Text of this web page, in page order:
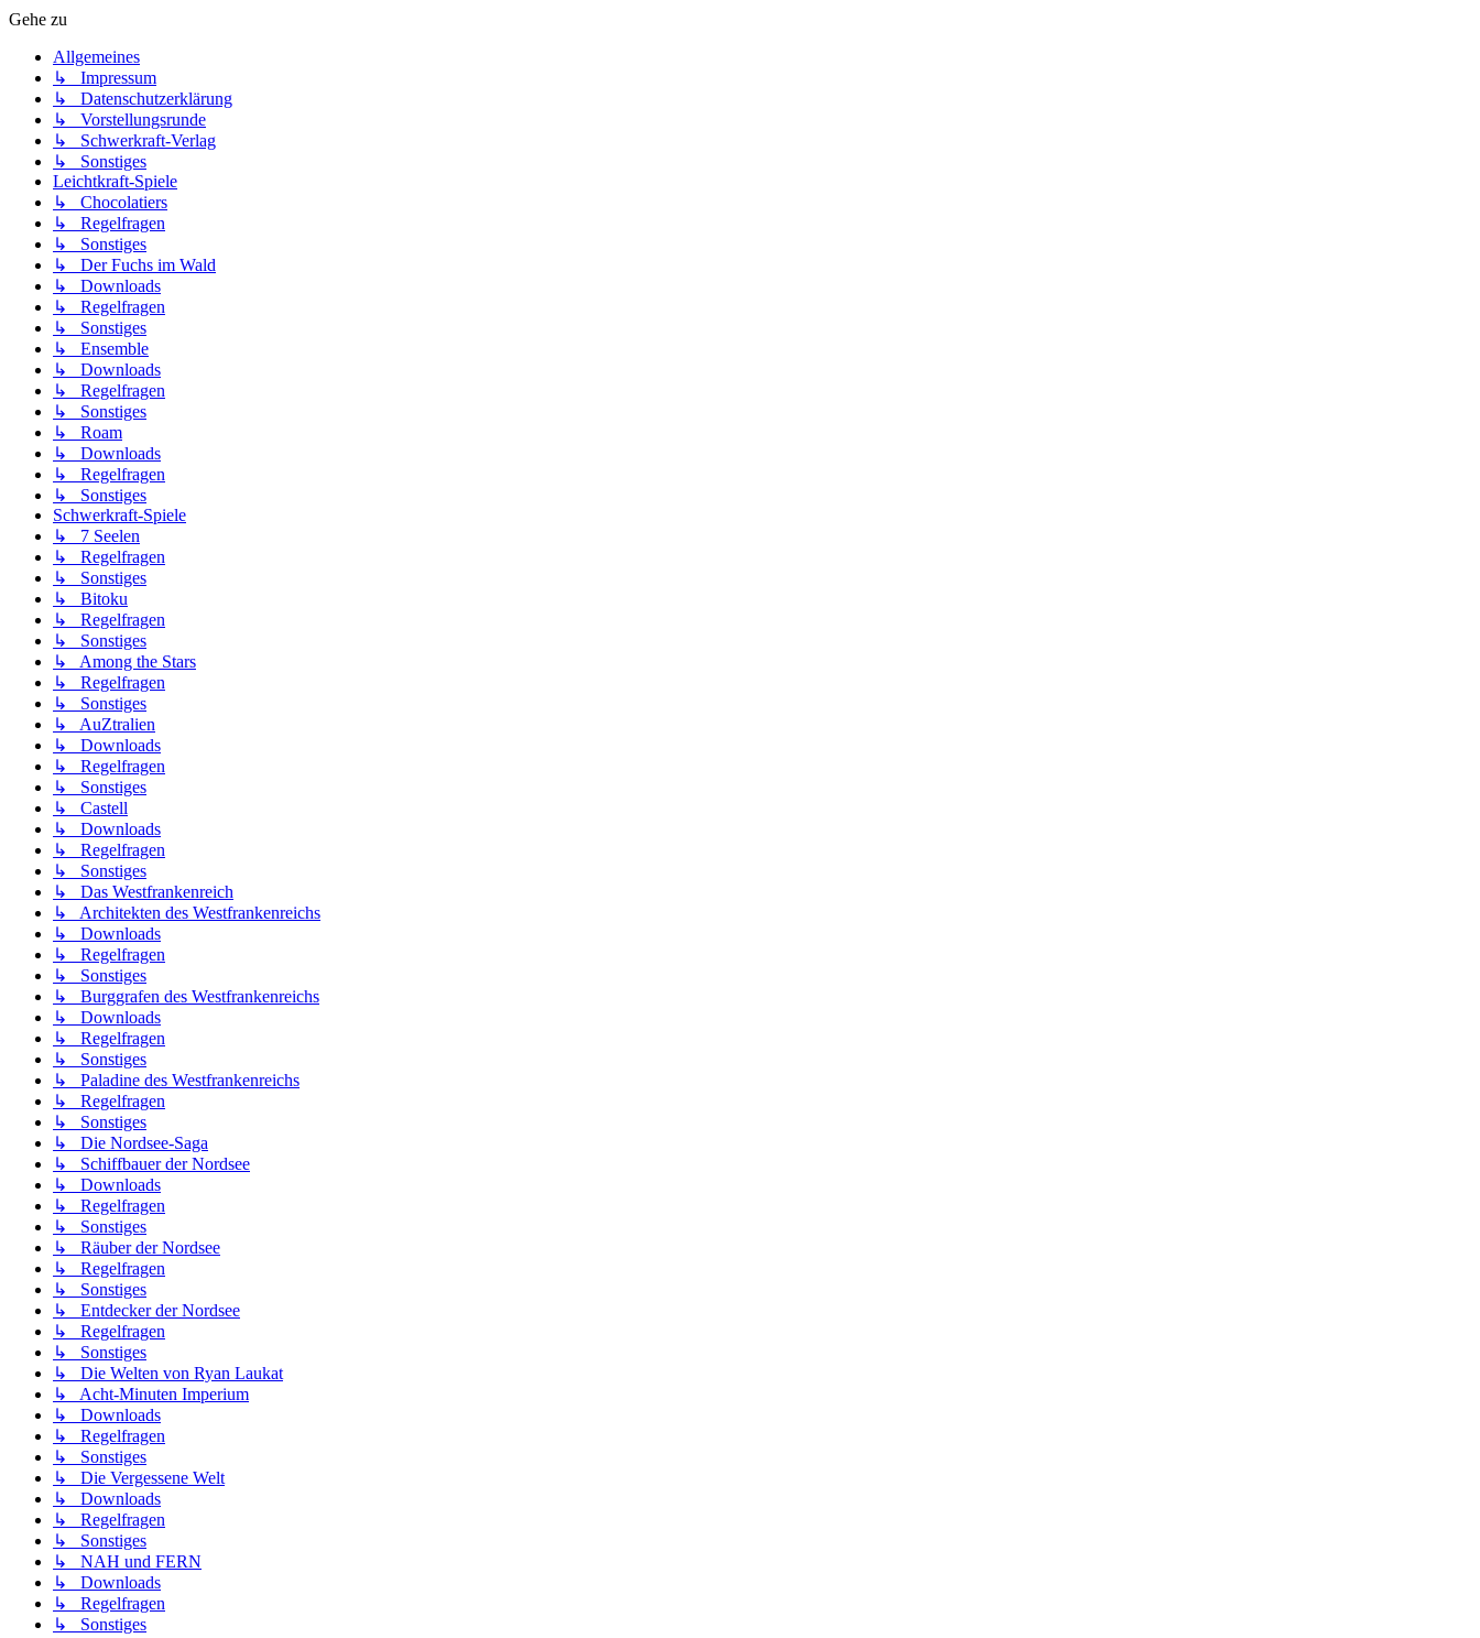
Gehe zu
Allgemeines
↳ Impressum
↳ Datenschutzerklärung
↳ Vorstellungsrunde
↳ Schwerkraft-Verlag
↳ Sonstiges
Leichtkraft-Spiele
↳ Chocolatiers
↳ Regelfragen
↳ Sonstiges
↳ Der Fuchs im Wald
↳ Downloads
↳ Regelfragen
↳ Sonstiges
↳ Ensemble
↳ Downloads
↳ Regelfragen
↳ Sonstiges
↳ Roam
↳ Downloads
↳ Regelfragen
↳ Sonstiges
Schwerkraft-Spiele
↳ 7 Seelen
↳ Regelfragen
↳ Sonstiges
↳ Bitoku
↳ Regelfragen
↳ Sonstiges
↳ Among the Stars
↳ Regelfragen
↳ Sonstiges
↳ AuZtralien
↳ Downloads
↳ Regelfragen
↳ Sonstiges
↳ Castell
↳ Downloads
↳ Regelfragen
↳ Sonstiges
↳ Das Westfrankenreich
↳ Architekten des Westfrankenreichs
↳ Downloads
↳ Regelfragen
↳ Sonstiges
↳ Burggrafen des Westfrankenreichs
↳ Downloads
↳ Regelfragen
↳ Sonstiges
↳ Paladine des Westfrankenreichs
↳ Regelfragen
↳ Sonstiges
↳ Die Nordsee-Saga
↳ Schiffbauer der Nordsee
↳ Downloads
↳ Regelfragen
↳ Sonstiges
↳ Räuber der Nordsee
↳ Regelfragen
↳ Sonstiges
↳ Entdecker der Nordsee
↳ Regelfragen
↳ Sonstiges
↳ Die Welten von Ryan Laukat
↳ Acht-Minuten Imperium
↳ Downloads
↳ Regelfragen
↳ Sonstiges
↳ Die Vergessene Welt
↳ Downloads
↳ Regelfragen
↳ Sonstiges
↳ NAH und FERN
↳ Downloads
↳ Regelfragen
↳ Sonstiges